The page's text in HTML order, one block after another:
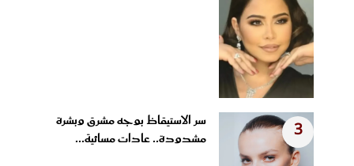
3
سر الاستيقاظ بوجه مشرق وبشرة
مشدودة.. عادات مسائية...